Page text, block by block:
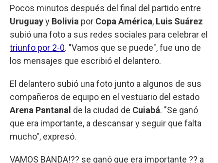
Pocos minutos después del final del partido entre
Uruguayy Bolivia por Copa América, Luis Suárez
subió una foto a sus redes sociales para celebrar el
triunfo por 2-0. "Vamos que se puede", fue uno de
los mensajes que escribió el delantero.
El delantero subió una foto junto a algunos de sus
compañeros de equipo en el vestuario del estado
Arena Pantanal de la ciudad de Cuiabá. "Se ganó
que era importante, a descansar y seguir que falta
mucho", expresó.
VAMOS BANDA!?? se ganó que era importante ?? a